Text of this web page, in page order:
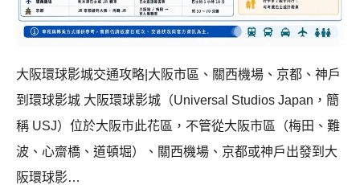
大阪環球影城交通攻略|大阪市區、關西機場、京都、神戶
到環球影城 大阪環球影城（Universal Studios Japan，簡
稱 USJ）位於大阪市此花區，不管從大阪市區（梅田、難
波、心齋橋、道頓堀）、關西機場、京都或神戶出發到大
阪環球影…